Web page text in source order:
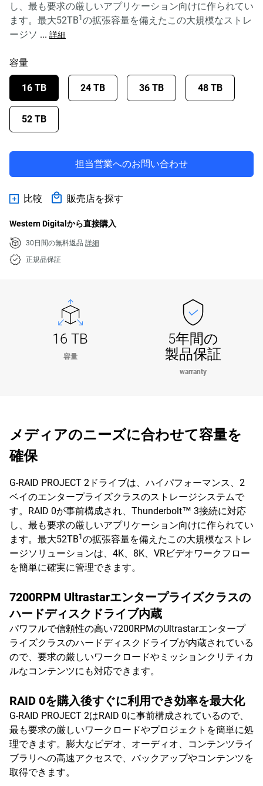
し、最も要求の厳しいアプリケーション向けに作られてい
ます。最大52TB1 の拡張容量を備えたこの大規模なストレ
ージソ ... 詳細
容量
16 TB 24 TB 36 TB 48 TB
52 TB
担当営業へのお問い合わせ
比較 販売店を探す
Western Digitalから直接購入
30日間の無料返品 詳細
正規品保証
16 TB
容量
5年間の
製品保証
warranty
メディアのニーズに合わせて容量を
確保
G-RAID PROJECT 2ドライブは、ハイパフォーマンス、2
ベイのエンタープライズクラスのストレージシステムで
す。RAID 0が事前構成され、Thunderbolt™ 3接続に対応
し、最も要求の厳しいアプリケーション向けに作られてい
ます。最大52TB1 の拡張容量を備えたこの大規模なストレ
ージソリューションは、4K、8K、VRビデオワークフロー
を簡単に確実に管理できます。
7200RPM Ultrastarエンタープライズクラスの
ハードディスクドライブ内蔵
パワフルで信頼性の高い7200RPMのUltrastarエンタープ
ライズクラスのハードディスクドライブが内蔵されている
ので、要求の厳しいワークロードやミッションクリティカ
ルなコンテンツにも対応できます。
RAID 0を購入後すぐに利用でき効率を最大化
G-RAID PROJECT 2はRAID 0に事前構成されているので、
最も要求の厳しいワークロードやプロジェクトを簡単に処
理できます。膨大なビデオ、オーディオ、コンテンツライ
ブラリへの高速アクセスで、バックアップやコンテンツを
取得できます。